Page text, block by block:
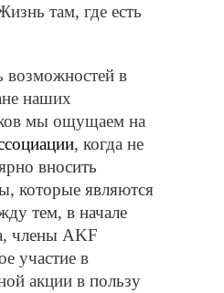
там, где есть
возможностей в
наших
мы ощущаем на
, когда не
вносить
которые являются
тем, в начале
члены AKF
участие в
акции в пользу